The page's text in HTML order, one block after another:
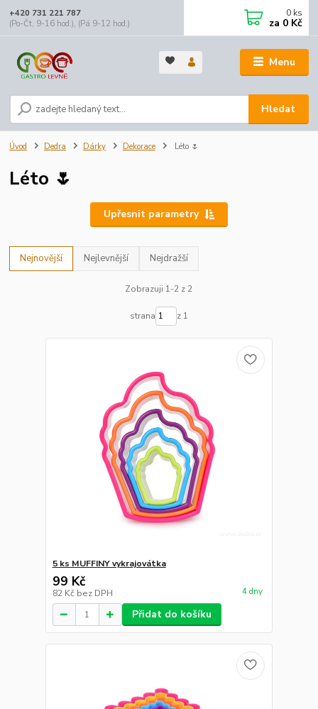
Menu
Hledat
+420 731 221 787
(Po-Čt, 9-16 hod.), (Pá 9-12 hod.)
0 ks
za 0 Kč
Úvod Dedra Dárky Dekorace Léto 🌷
Léto 🌷
Upřesnit parametry
Nejnovější Nejlevnější Nejdražší
Zobrazuji 1-2 z 2
strana z 1
5 ks MUFFINY vykrajovátka
99 Kč
82 Kč bez DPH 4 dny
Přidat do košíku